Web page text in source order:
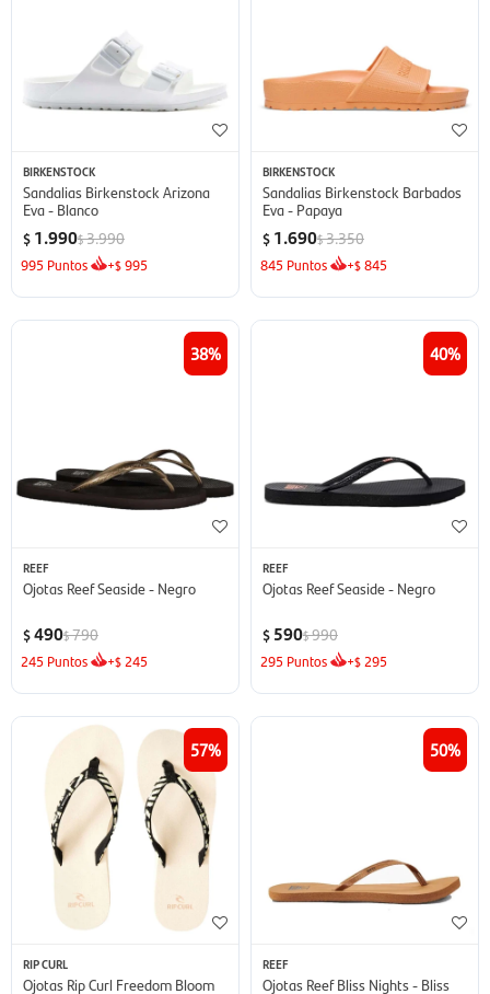
BIRKENSTOCK
Sandalias Birkenstock Arizona
Eva - Blanco
$ 1.990$3.990
995 Puntos +$995
BIRKENSTOCK
Sandalias Birkenstock Barbados
Eva - Papaya
$ 1.690$3.350
845 Puntos +$845
38
REEF
Ojotas Reef Seaside - Negro
$490$790
245 Puntos +$ 245
40
REEF
Ojotas Reef Seaside - Negro
$ 590$990
295 Puntos +$ 295
57
RIP CURL
Ojotas Rip Curl Freedom Bloom
50
REEF
Ojotas Reef Bliss Nights - Bliss